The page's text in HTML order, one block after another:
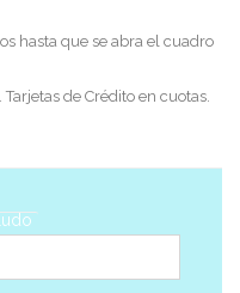
hasta que se abra el cuadro
de Crédito en cuotas.